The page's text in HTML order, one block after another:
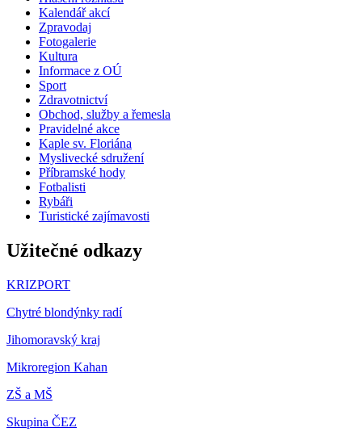
Kalendář akcí
Zpravodaj
Fotogalerie
Kultura
Informace z OÚ
Sport
Zdravotnictví
Obchod, služby a řemesla
Pravidelné akce
Kaple sv. Floriána
Myslivecké sdružení
Příbramské hody
Fotbalisti
Rybáři
Turistické zajímavosti
Užitečné odkazy
KRIZPORT
Chytré blondýnky radí
Jihomoravský kraj
Mikroregion Kahan
ZŠ a MŠ
Skupina ČEZ